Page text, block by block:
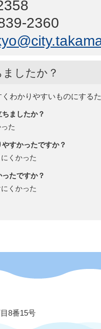
2360
したか？
わかりやすいものにする
ましたか？
た
すかったですか？
くかった
たですか？
くかった
8番15号